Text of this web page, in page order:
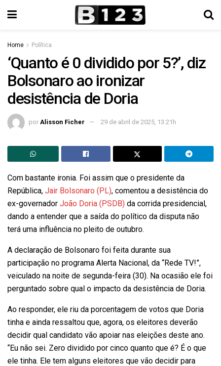
Home Política
‘Quanto é 0 dividido por 5?’, diz
Bolsonaro ao ironizar
desistência de Doria
por Alisson Ficher 29 de abril de 2025, 13:21h
Com bastante ironia. Foi assim que o presidente da
República, Jair Bolsonaro (PL), comentou a desistência do
ex-governador João Doria (PSDB) da corrida presidencial,
dando a entender que a saída do político da disputa não
terá uma influência no pleito de outubro.
A declaração de Bolsonaro foi feita durante sua
participação no programa Alerta Nacional, da “Rede TV!”,
veiculado na noite de segunda-feira (30). Na ocasião ele foi
perguntado sobre qual o impacto da desistência de Doria.
Ao responder, ele riu da porcentagem de votos que Doria
tinha e ainda ressaltou que, agora, os eleitores deverão
decidir qual candidato vão apoiar nas eleições deste ano.
“Eu não sei. Zero dividido por cinco quanto que é? É o que
ele tinha. Ele tem alguns eleitores que vão decidir para